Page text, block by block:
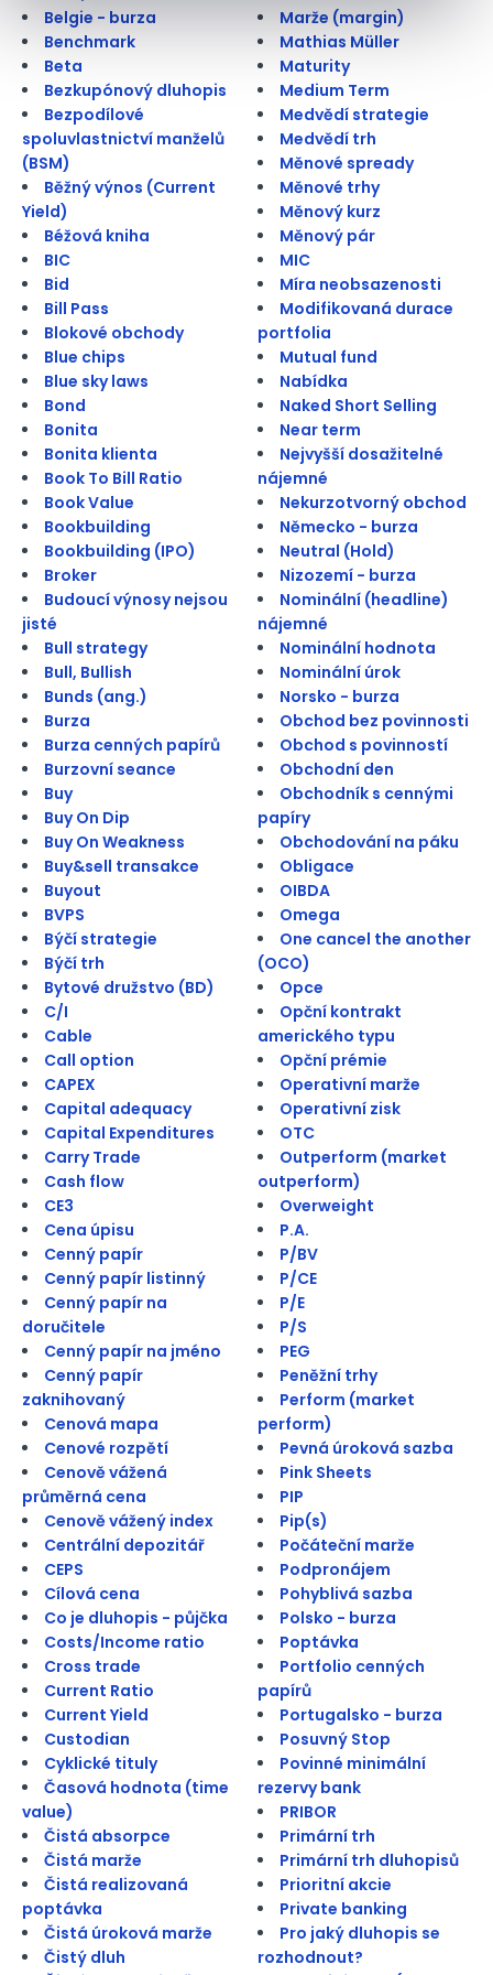
Belgie - burza
Benchmark
Beta
Bezkupónový dluhopis
Bezpodílové
spoluvlastnictví manželů
(BSM)
Běžný výnos (Current
Yield)
Béžová kniha
BIC
Bid
Bill Pass
Blokové obchody
Blue chips
Blue sky laws
Bond
Bonita
Bonita klienta
Book To Bill Ratio
Book Value
Bookbuilding
Bookbuilding (IPO)
Broker
Budoucí výnosy nejsou
jisté
Bull strategy
Bull, Bullish
Bunds (ang.)
Burza
Burza cenných papírů
Burzovní seance
Buy
Buy On Dip
Buy On Weakness
Buy&sell transakce
Buyout
BVPS
Býčí strategie
Býčí trh
Bytové družstvo (BD)
C/I
Cable
Call option
CAPEX
Capital adequacy
Capital Expenditures
Carry Trade
Cash flow
CE3
Cena úpisu
Cenný papír
Cenný papír listinný
Cenný papír na
doručitele
Cenný papír na jméno
Cenný papír
zaknihovaný
Cenová mapa
Cenové rozpětí
Cenově vážená
průměrná cena
Cenově vážený index
Centrální depozitář
CEPS
Cílová cena
Co je dluhopis - půjčka
Costs/Income ratio
Cross trade
Current Ratio
Current Yield
Custodian
Cyklické tituly
Časová hodnota (time
value)
Čistá absorpce
Čistá marže
Čistá realizovaná
poptávka
Čistá úroková marže
Čistý dluh
Marže (margin)
Mathias Müller
Maturity
Medium Term
Medvědí strategie
Medvědí trh
Měnové spready
Měnové trhy
Měnový kurz
Měnový pár
MIC
Míra neobsazenosti
Modifikovaná durace
portfolia
Mutual fund
Nabídka
Naked Short Selling
Near term
Nejvyšší dosažitelné
nájemné
Nekurzotvorný obchod
Německo - burza
Neutral (Hold)
Nizozemí - burza
Nominální (headline)
nájemné
Nominální hodnota
Nominální úrok
Norsko - burza
Obchod bez povinnosti
Obchod s povinností
Obchodní den
Obchodník s cennými
papíry
Obchodování na páku
Obligace
OIBDA
Omega
One cancel the another
(OCO)
Opce
Opční kontrakt
amerického typu
Opční prémie
Operativní marže
Operativní zisk
OTC
Outperform (market
outperform)
Overweight
P.A.
P/BV
P/CE
P/E
P/S
PEG
Peněžní trhy
Perform (market
perform)
Pevná úroková sazba
Pink Sheets
PIP
Pip(s)
Počáteční marže
Podpronájem
Pohyblivá sazba
Polsko - burza
Poptávka
Portfolio cenných
papírů
Portugalsko - burza
Posuvný Stop
Povinné minimální
rezervy bank
PRIBOR
Primární trh
Primární trh dluhopisů
Prioritní akcie
Private banking
Pro jaký dluhopis se
rozhodnout?